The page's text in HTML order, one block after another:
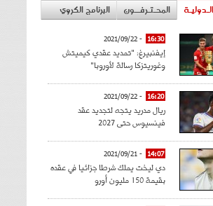
المحـتـرفــون البرنامج الكروي
16:30
- 2021/09/22
إيفنبيرغ: "تمديد عقدي كيميتش
وغوريتزكا رسالة لأوروبا"
16:20
- 2021/09/22
ريال مدريد يتجه لتجديد عقد
فينسيوس حتى 2027
14:07
- 2021/09/21
دي ليخت يملك شرطا جزائيا في عقده
بقيمة 150 مليون أورو